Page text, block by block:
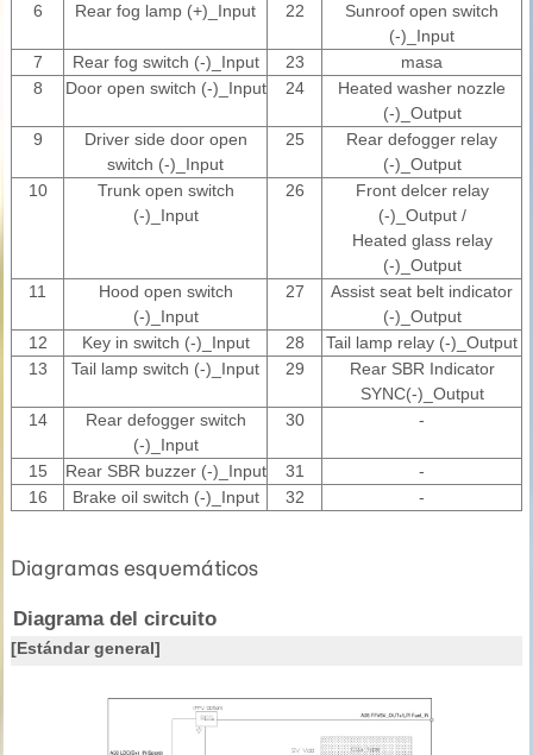
6
Rear fog lamp (+)_Input 22
Sunroof open switch
(-)_Input
7
Rear fog switch (-)_Input 23
masa
8
Door open switch (-)_Input 24
Heated washer nozzle
(-)_Output
9
Driver side door open
switch (-)_Input
25
Rear defogger relay
(-)_Output
10
Trunk open switch
(-)_Input
26
Front delcer relay
(-)_Output /
Heated glass relay
(-)_Output
11
Hood open switch
(-)_Input
27
Assist seat belt indicator
(-)_Output
12
Key in switch (-)_Input 28
Tail lamp relay (-)_Output
13
Tail lamp switch (-)_Input 29
Rear SBR Indicator
SYNC(-)_Output
14
Rear defogger switch
(-)_Input
30 -
15 Rear SBR buzzer (-)_Input 31
-
16
Brake oil switch (-)_Input 32 -
Diagramas esquemáticos
Diagrama del circuito
[Estándar general]